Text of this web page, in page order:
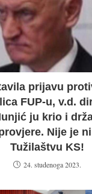
prijavu
FUP-u, v.d.
ju krio i
Nije je
Tužilaštvu KS!
24. studenoga 2023.